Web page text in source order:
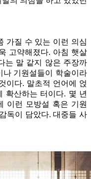
가질 수 있는 이런 의심
고약해졌다. 아침 햇살
는 말 같지 않은 주장까
나 기원설들이 학술이라
이다. 말초적 언어에 얹
확산하는 터이다. 몇 년
이런 모방설 혹은 기원
독이 담았다. 대중들 사